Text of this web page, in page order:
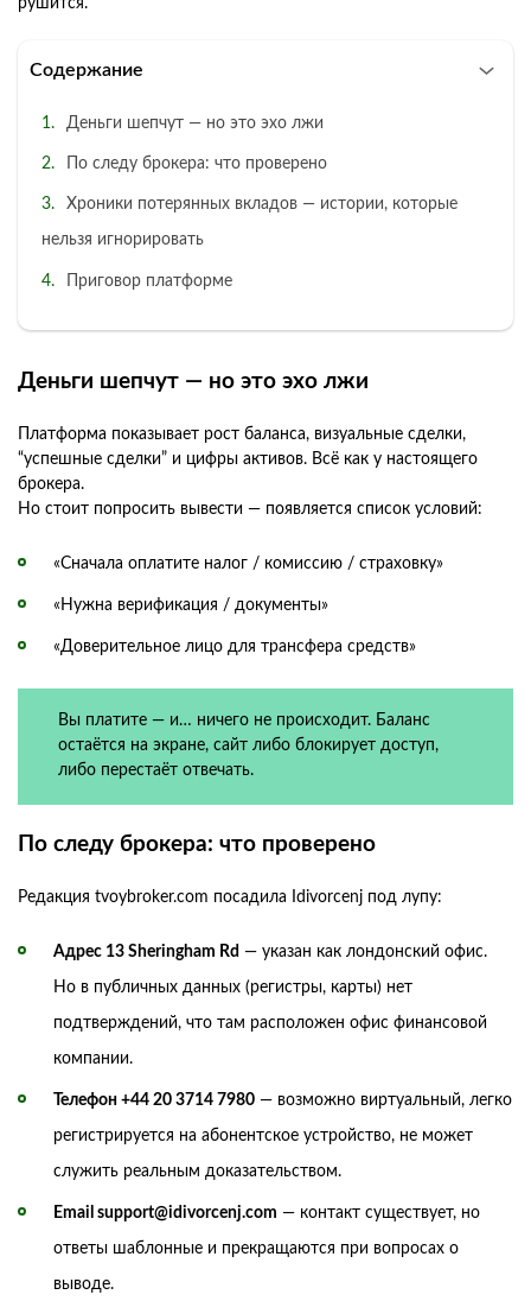
рушится.
Содержание
Деньги шепчут — но это эхо лжи
По следу брокера: что проверено
Хроники потерянных вкладов — истории, которые
нельзя игнорировать
Приговор платформе
Деньги шепчут — но это эхо лжи
Платформа показывает рост баланса, визуальные сделки,
“успешные сделки” и цифры активов. Всё как у настоящего
брокера.
Но стоит попросить вывести — появляется список условий:
«Сначала оплатите налог / комиссию / страховку»
«Нужна верификация / документы»
«Доверительное лицо для трансфера средств»
Вы платите — и… ничего не происходит. Баланс
остаётся на экране, сайт либо блокирует доступ,
либо перестаёт отвечать.
По следу брокера: что проверено
Редакция tvoybroker.com посадила Idivorcenj под лупу:
Адрес 13 Sheringham Rd — указан как лондонский офис.
Но в публичных данных (регистры, карты) нет
подтверждений, что там расположен офис финансовой
компании.
Телефон +44 20 3714 7980 — возможно виртуальный, легко
регистрируется на абонентское устройство, не может
служить реальным доказательством.
Email support@idivorcenj.com — контакт существует, но
ответы шаблонные и прекращаются при вопросах о
выводе.